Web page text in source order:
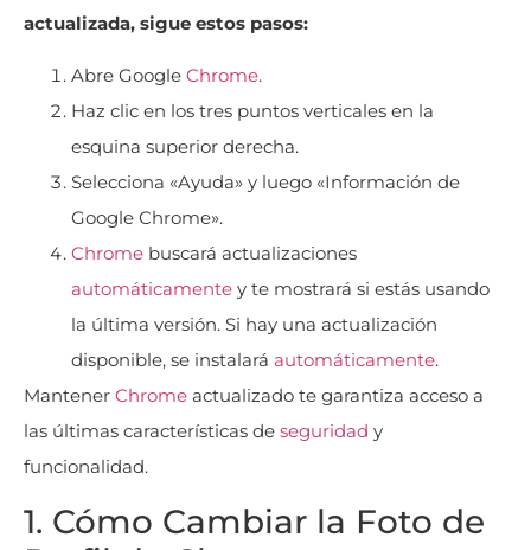
actualizada, sigue estos pasos:
Abre Google Chrome.
Haz clic en los tres puntos verticales en la
esquina superior derecha.
Selecciona «Ayuda» y luego «Información de
Google Chrome».
Chrome buscará actualizaciones
automáticamente y te mostrará si estás usando
la última versión. Si hay una actualización
disponible, se instalará automáticamente.
Mantener Chrome actualizado te garantiza acceso a
las últimas características de seguridad y
funcionalidad.
1. Cómo Cambiar la Foto de